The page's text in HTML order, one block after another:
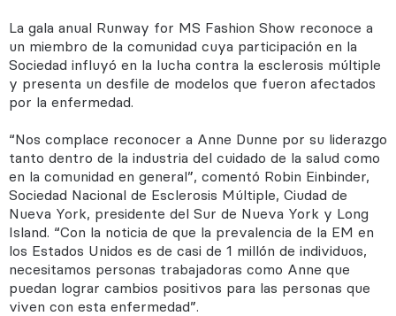
La gala anual Runway for MS Fashion Show reconoce a
un miembro de la comunidad cuya participación en la
Sociedad influyó en la lucha contra la esclerosis múltiple
y presenta un desfile de modelos que fueron afectados
por la enfermedad.
“Nos complace reconocer a Anne Dunne por su liderazgo
tanto dentro de la industria del cuidado de la salud como
en la comunidad en general”, comentó Robin Einbinder,
Sociedad Nacional de Esclerosis Múltiple, Ciudad de
Nueva York, presidente del Sur de Nueva York y Long
Island. “Con la noticia de que la prevalencia de la EM en
los Estados Unidos es de casi de 1 millón de individuos,
necesitamos personas trabajadoras como Anne que
puedan lograr cambios positivos para las personas que
viven con esta enfermedad”.